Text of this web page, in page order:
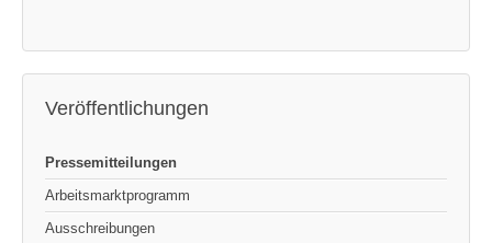
Veröffentlichungen
Pressemitteilungen
Arbeitsmarktprogramm
Ausschreibungen